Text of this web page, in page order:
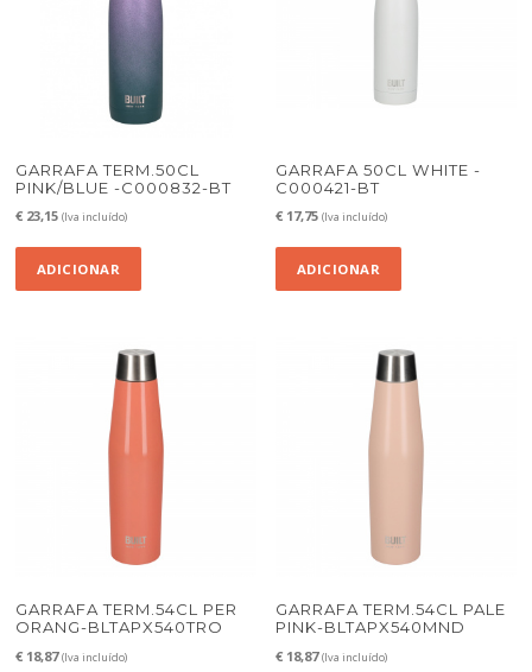
GARRAFA TERM.50CL
PINK/BLUE -C000832-BT
€ 23,15 (Iva incluído)
ADICIONAR
GARRAFA 50CL WHITE -
C000421-BT
€ 17,75 (Iva incluído)
ADICIONAR
GARRAFA TERM.54CL PER
ORANG-BLTAPX540TRO
€ 18,87 (Iva incluído)
GARRAFA TERM.54CL PALE
PINK-BLTAPX540MND
€ 18,87 (Iva incluído)